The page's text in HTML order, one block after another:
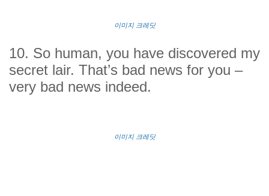
이미지 크레딧
10. So human, you have discovered my
secret lair. That’s bad news for you –
very bad news indeed.
이미지 크레딧